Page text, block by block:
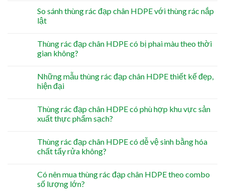
So sánh thùng rác đạp chân HDPE với thùng rác nắp
lật
Thùng rác đạp chân HDPE có bị phai màu theo thời
gian không?
Những mẫu thùng rác đạp chân HDPE thiết kế đẹp,
hiện đại
Thùng rác đạp chân HDPE có phù hợp khu vực sản
xuất thực phẩm sạch?
Thùng rác đạp chân HDPE có dễ vệ sinh bằng hóa
chất tẩy rửa không?
Có nên mua thùng rác đạp chân HDPE theo combo
số lượng lớn?